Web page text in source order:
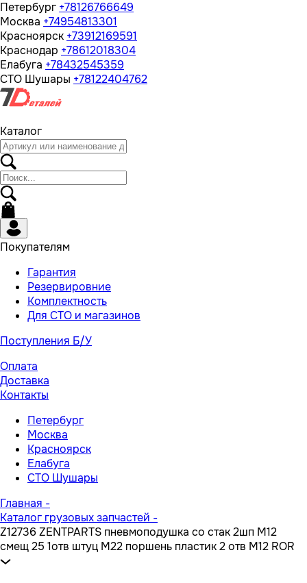
Петербург +78126766649
Москва +74954813301
Красноярск +73912169591
Краснодар +78612018304
Елабуга +78432545359
СТО Шушары +78122404762
Каталог
Покупателям
Гарантия
Резервировние
Комплектность
Для СТО и магазинов
Поступления Б/У
Оплата
Доставка
Контакты
Петербург
Москва
Красноярск
Елабуга
СТО Шушары
Главная -
Каталог грузовых запчастей -
Z12736 ZENTPARTS пневмоподушка со стак 2шп M12
смещ 25 1отв штуц M22 поршень пластик 2 отв M12 ROR